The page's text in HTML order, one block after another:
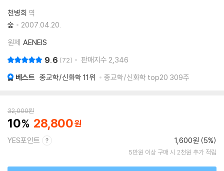
천병희 역
숲
2007.04.20.
원제 AENEIS
9.6 72 판매지수 2,346
베스트 종교학/신화학 11위 종교학/신화학 top20 309주
32,000원
10 28,800
YES포인트 1,600원 (5%)
5만원 이상 구매 시 2천원 추가 적립